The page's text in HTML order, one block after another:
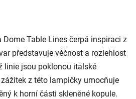
Table Lines čerpá inspiraci z
představuje věčnost a rozlehlost
linie jsou poklonou italské
z této lampičky umocňuje
k horní části skleněné kopule.